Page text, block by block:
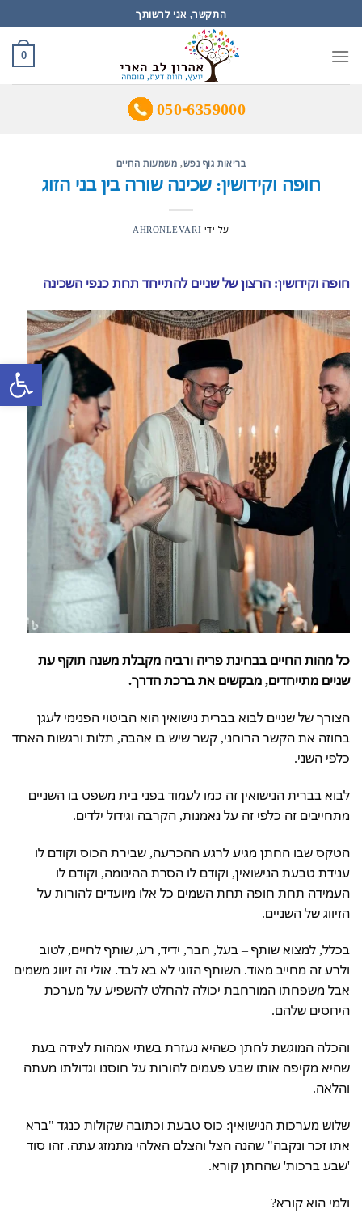
פתח
to
content
התקשר, אני לרשותך
0
050-6359000
בריאות גוף נפש, משמעות החיים
חופה וקידושין: שכינה שורה בין בני הזוג
על ידי AHRONLEVARI
חופה וקידושין: הרצון של שניים להתייחד תחת כנפי השכינה
כל מהות החיים בבחינת פריה ורביה מקבלת משנה תוקף עת
שניים מתייחדים, מבקשים את ברכת הדרך.
הצורך של שניים לבוא בברית נישואין הוא הביטוי הפנימי לעגן
בחוזה את הקשר הרוחני, קשר שיש בו אהבה, תלות ורגשות האחד
כלפי השני.
לבוא בברית הנישואין זה כמו לעמוד בפני בית משפט בו השניים
מתחייבים זה כלפי זה על נאמנות, הקרבה וגידול ילדים.
הטקס שבו החתן מגיע לרגע ההכרעה, שבירת הכוס וקודם לו
ענידת טבעת הנישואין, וקודם לו הסרת ההינומה, וקודם לו
העמידה תחת חופה תחת השמים כל אלו מיועדים להורות על
הזיווג של השניים.
בכלל, למצוא שותף – בעל, חבר, ידיד, רע, שותף לחיים, לטוב
ולרע זה מחייב מאוד. השותף הזוגי לא בא לבד. אולי זה זיווג משמים
אבל משפחתו המורחבת יכולה להחלט להשפיע על מערכת
היחסים שלהם.
והכלה המוגשת לחתן כשהיא נעזרת בשתי אמהות לצידה בעת
שהיא מקיפה אותו שבע פעמים להורות על חוסנו וגדולתו מעתה
והלאה.
שלוש מערכות הנישואין: כוס טבעת וכתובה שקולות כנגד "ברא
אתו זכר ונקבה" שהנה הצל והצלם האלהי מתמזג עתה. זהו סוד
'שבע ברכות' שהחתן קורא.
ולמי הוא קורא?